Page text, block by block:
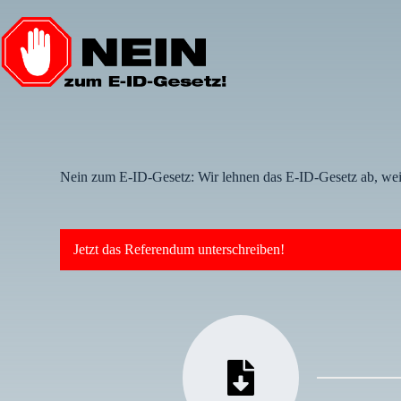
Nein zum E-ID-Gesetz: Wir lehnen das E-ID-Gesetz ab,
Jetzt das Referendum unterschreiben!